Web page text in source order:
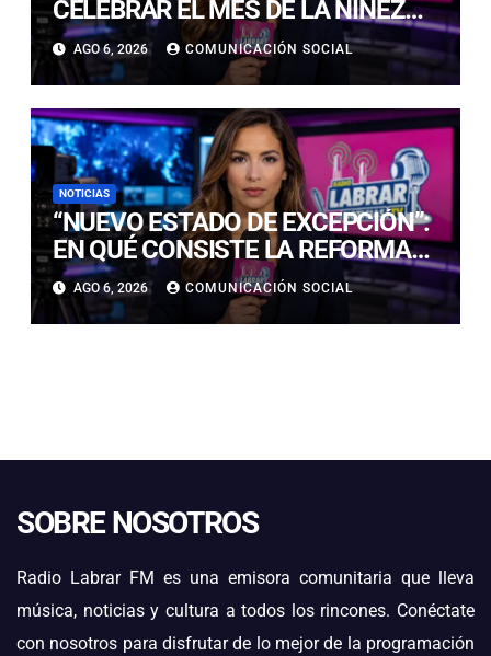
CELEBRAR EL MES DE LA NIÑEZ
CON JORNADA RECREATIVA Y
CULTURAL
AGO 6, 2026 COMUNICACIÓN SOCIAL
NOTICIAS
“NUEVO ESTADO DE EXCEPCIÓN”:
EN QUÉ CONSISTE LA REFORMA
CONSTITUCIONAL PRESENTE EN
LAS MEDIDAS QUE ANUNCIÓ EL
GOBIERNO
AGO 6, 2026 COMUNICACIÓN SOCIAL
SOBRE NOSOTROS
Radio Labrar FM es una emisora comunitaria que lleva
música, noticias y cultura a todos los rincones. Conéctate
con nosotros para disfrutar de lo mejor de la programación